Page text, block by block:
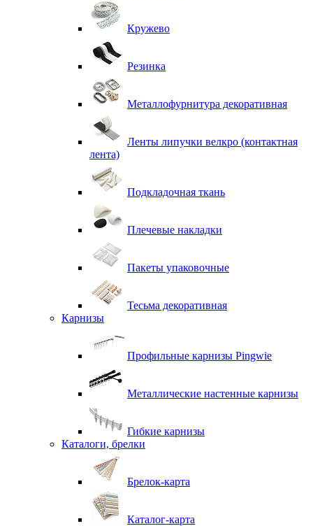
Кружево
Резинка
Металлофурнитура декоративная
Ленты липучки велкро (контактная
лента)
Подкладочная ткань
Плечевые накладки
Пакеты упаковочные
Тесьма декоративная
Карнизы
Профильные карнизы Pingwie
Металлические настенные карнизы
Гибкие карнизы
Каталоги, брелки
Брелок-карта
Каталог-карта